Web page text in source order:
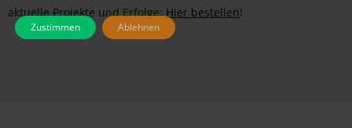
aktuelle Projekte und Erfolge: Hier bestellen!
Zustimmen Ablehnen